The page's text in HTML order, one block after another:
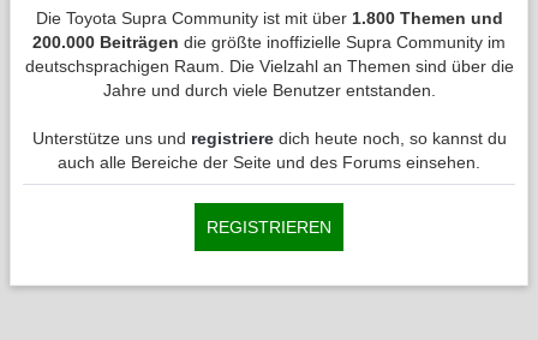
Die Toyota Supra Community ist mit über 1.800 Themen und
200.000 Beiträgen die größte inoffizielle Supra Community im
deutschsprachigen Raum. Die Vielzahl an Themen sind über die
Jahre und durch viele Benutzer entstanden.
Unterstütze uns und registrieredich heute noch, so kannst du
auch alle Bereiche der Seite und des Forums einsehen.
REGISTRIEREN